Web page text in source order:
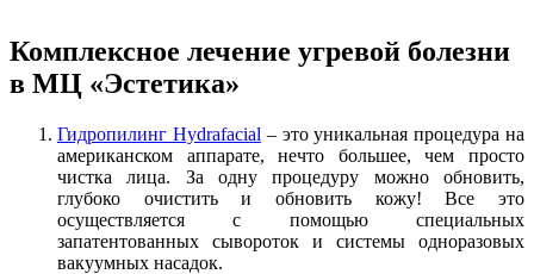
Комплексное лечение угревой болезни
в МЦ «Эстетика»
Гидропилинг Hydrafacial – это уникальная процедура на
американском аппарате, нечто большее, чем просто
чистка лица. За одну процедуру можно обновить,
глубоко очистить и обновить кожу! Все это
осуществляется с помощью специальных
запатентованных сывороток и системы одноразовых
вакуумных насадок.